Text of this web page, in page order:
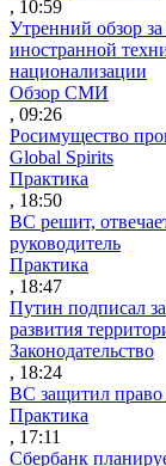
, 10:59
Утренний обзор
иностранной
национализации
Обзор СМИ
, 09:26
Росимущество
Global Spirits
Практика
, 18:50
ВС решит,
руководитель
Практика
, 18:47
Путин подписал
развития
Законодательство
, 18:24
ВС защитил право
Практика
, 17:11
Сбербанк